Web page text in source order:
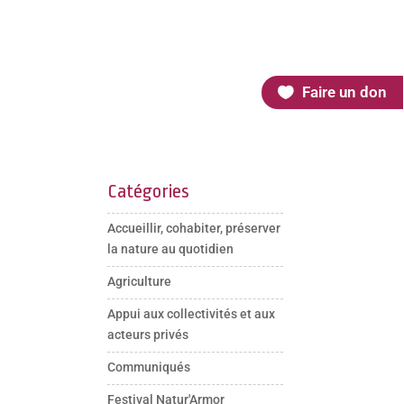
Faire un don
Catégories
Accueillir, cohabiter, préserver
la nature au quotidien
Agriculture
Appui aux collectivités et aux
acteurs privés
Communiqués
Festival Natur'Armor